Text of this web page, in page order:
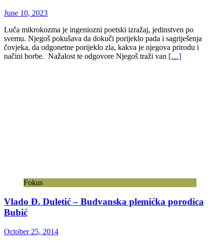
June 10, 2023
Luča mikrokozma je ingeniozni poetski izražaj, jedinstven po
svemu. Njegoš pokušava da dokuči porijeklo pada i sagriješenja
čovjeka, da odgonetne porijeklo zla, kakva je njegova prirodu i
načini borbe. Nažalost te odgovore Njegoš traži van […]
Fokus
Vlado Đ. Duletić – Budvanska plemićka porodica
Bubić
October 25, 2014